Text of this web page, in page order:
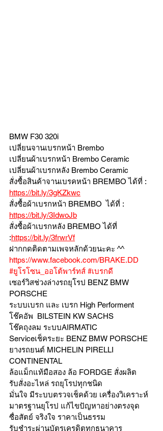
BMW F30 320i
เปลี่ยนจานเบรกหน้า Brembo
เปลี่ยนผ้าเบรกหน้า Brembo Ceramic
เปลี่ยนผ้าเบรกหลัง Brembo Ceramic
สั่งซื้อสินค้าจานเบรคหน้า BREMBO ได้ที่ :
https://bit.ly/3gKZkwc
สั่งซื้อผ้าเบรกหน้า BREMBO  ได้ที่ :
https://bit.ly/3IdwoJb
สั่งซื้อผ้าเบรกหลัง BREMBO ได้ที่
:https://bit.ly/3frwrVf
ฝากกดติดตามเพจหลักด้วยนะคะ ^^
https://www.facebook.com/BRAKE.DD
#ยูโรโซน_ออโต้พาร์ทส์ #เบรกดี
เซอร์วิสช่วงล่างรถยุโรป BENZ BMW
PORSCHE
ระบบเบรก และ เบรก High Performent
โช๊คอัพ  BILSTEIN KW SACHS
โช๊คถุงลม ระบบAIRMATIC
Serviceเช็คระยะ BENZ BMW PORSCHE
ยางรถยนต์ MICHELIN PIRELLI
CONTINENTAL
ล้อแม็กแท้มือสอง ล้อ FORDGE สั่งผลิต
รับสั่งอะไหล่ รถยุโรปทุกชนิด
มั่นใจ มีระบบตรวจเช็คด้วย เครื่องวิเคราะห์
มาตรฐานยุโรป แก้ไขปัญหาอย่างตรงจุด
ซื่อสัตย์ จริงใจ ราคาเป็นธรรม
รับชำระผ่านบัตรเครดิตทุกธนาคาร